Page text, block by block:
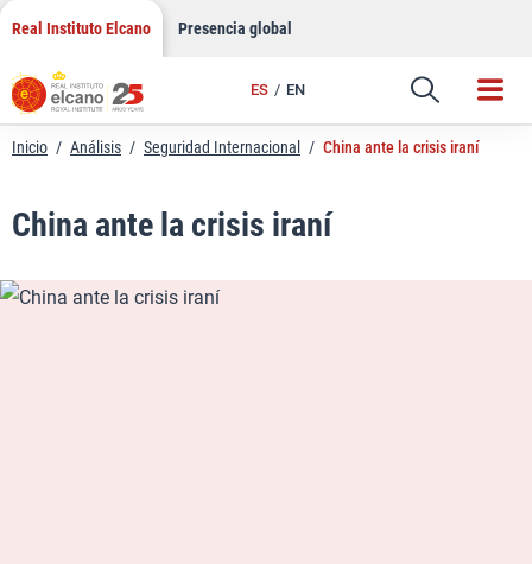
Saltar
contenido
Real Instituto Elcano Presencia global
ES EN
Enlace
Inicio / Análisis / Seguridad Internacional / China ante la crisis iraní
China ante la crisis iraní